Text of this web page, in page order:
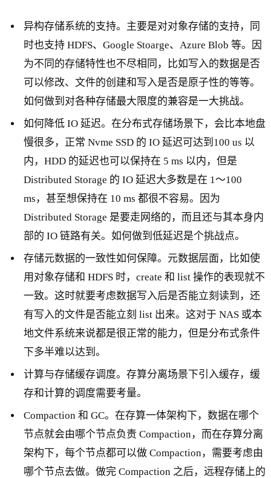
异构存储系统的支持。主要是对对象存储的支持，同
时也支持 HDFS、Google Stoarge、Azure Blob 等。因
为不同的存储特性也不尽相同，比如写入的数据是否
可以修改、文件的创建和写入是否是原子性的等等。
如何做到对各种存储最大限度的兼容是一大挑战。
如何降低 IO 延迟。在分布式存储场景下，会比本地盘
慢很多，正常 Nvme SSD 的 IO 延迟可达到100 us 以
内，HDD 的延迟也可以保持在 5 ms 以内，但是
Distributed Storage 的 IO 延迟大多数是在 1～100
ms，甚至想保持在 10 ms 都很不容易。因为
Distributed Storage 是要走网络的，而且还与其本身内
部的 IO 链路有关。如何做到低延迟是个挑战点。
存储元数据的一致性如何保障。元数据层面，比如使
用对象存储和 HDFS 时，create 和 list 操作的表现就不
一致。这时就要考虑数据写入后是否能立刻读到，还
有写入的文件是否能立刻 list 出来。这对于 NAS 或本
地文件系统来说都是很正常的能力，但是分布式条件
下多半难以达到。
计算与存储缓存调度。存算分离场景下引入缓存，缓
存和计算的调度需要考量。
Compaction 和 GC。在存算一体架构下，数据在哪个
节点就会由哪个节点负责 Compaction，而在存算分离
架构下，每个节点都可以做 Compaction，需要考虑由
哪个节点去做。做完 Compaction 之后，远程存储上的